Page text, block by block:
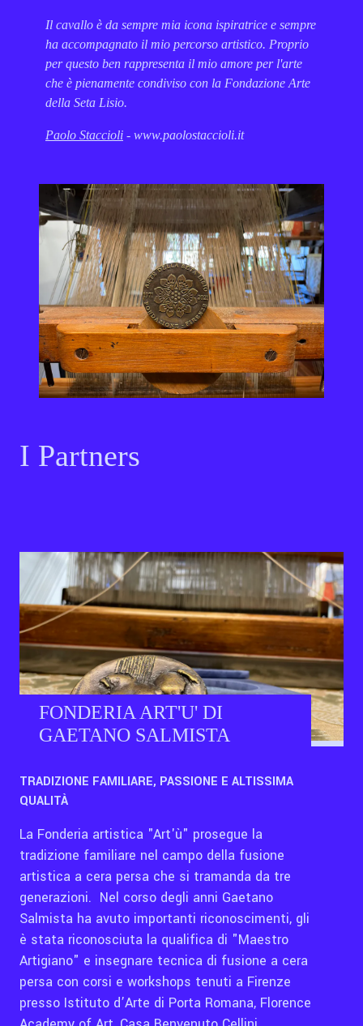
Il cavallo è da sempre mia icona ispiratrice e sempre
ha accompagnato il mio percorso artistico. Proprio
per questo ben rappresenta il mio amore per l'arte
che è pienamente condiviso con la Fondazione Arte
della Seta Lisio.
Paolo Staccioli - www.paolostaccioli.it
I Partners
FONDERIA ART'U' DI
GAETANO SALMISTA
TRADIZIONE FAMILIARE, PASSIONE E ALTISSIMA
QUALITÀ
La Fonderia artistica "Art'ù" prosegue la
tradizione familiare nel campo della fusione
artistica a cera persa che si tramanda da tre
generazioni. Nel corso degli anni Gaetano
Salmista ha avuto importanti riconoscimenti, gli
è stata riconosciuta la qualifica di "Maestro
Artigiano" e insegnare tecnica di fusione a cera
persa con corsi e workshops tenuti a Firenze
presso Istituto d’Arte di Porta Romana, Florence